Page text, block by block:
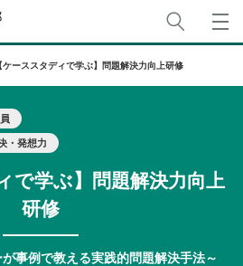
公益財団法人日本生産性本部
ケーススタディで学ぶ】問題解決力向上研修
・発想力
で学ぶ】問題解決力向上
研修
事例で教える実践的問題解決手法～